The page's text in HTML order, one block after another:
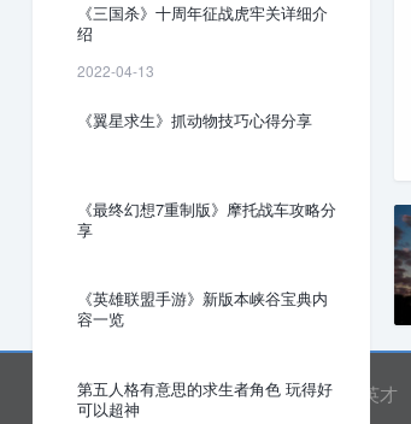
《三国杀》十周年征战虎牢关详细介
绍
2022-04-13
《翼星求生》抓动物技巧心得分享
《最终幻想7重制版》摩托战车攻略分
享
《英雄联盟手游》新版本峡谷宝典内
容一览
第五人格有意思的求生者角色 玩得好
可以超神
网站首页 关于我们 诚聘英才